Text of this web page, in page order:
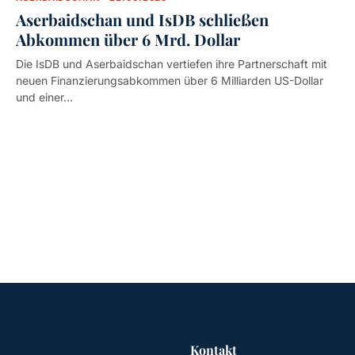
Aserbaidschan und IsDB schließen
Abkommen über 6 Mrd. Dollar
Die IsDB und Aserbaidschan vertiefen ihre Partnerschaft mit
neuen Finanzierungsabkommen über 6 Milliarden US-Dollar
und einer…
Kontakt